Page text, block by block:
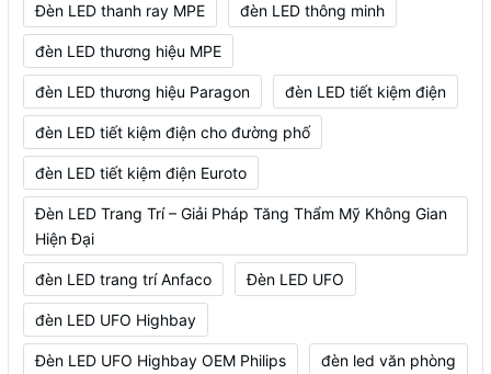
Đèn LED thanh ray MPE đèn LED thông minh
đèn LED thương hiệu MPE
đèn LED thương hiệu Paragon đèn LED tiết kiệm điện
đèn LED tiết kiệm điện cho đường phố
đèn LED tiết kiệm điện Euroto
Đèn LED Trang Trí – Giải Pháp Tăng Thẩm Mỹ Không Gian
Hiện Đại
đèn LED trang trí Anfaco Đèn LED UFO
đèn LED UFO Highbay
Đèn LED UFO Highbay OEM Philips đèn led văn phòng